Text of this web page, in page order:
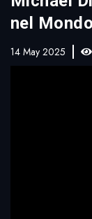
nel
14 May 2025